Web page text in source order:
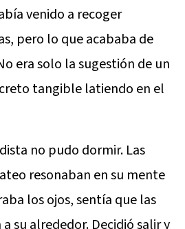
venido a recoger
pero lo que acababa de
era solo la sugestión de un
tangible latiendo en el
no pudo dormir. Las
resonaban en su mente
los ojos, sentía que las
su alrededor. Decidió salir y